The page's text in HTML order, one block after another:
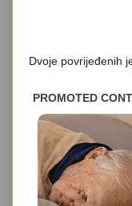
Dvoje povrijeđenih